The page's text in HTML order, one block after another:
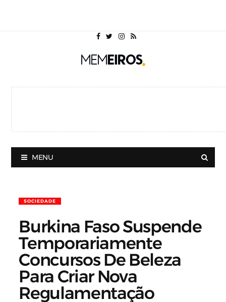
MENU
SOCIEDADE
Burkina Faso Suspende
Temporariamente
Concursos De Beleza
Para Criar Nova
Regulamentação